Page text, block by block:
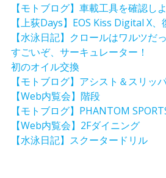
【モトブログ】車載工具を確認し
【上荻Days】EOS Kiss Digital X、
【水泳日記】クロールはワルツだ
すごいぞ、サーキュレーター！
初のオイル交換
【モトブログ】アシスト＆スリッ
【Web内覧会】階段
【モトブログ】PHANTOM
【Web内覧会】2Fダイニング
【水泳日記】スクータードリル